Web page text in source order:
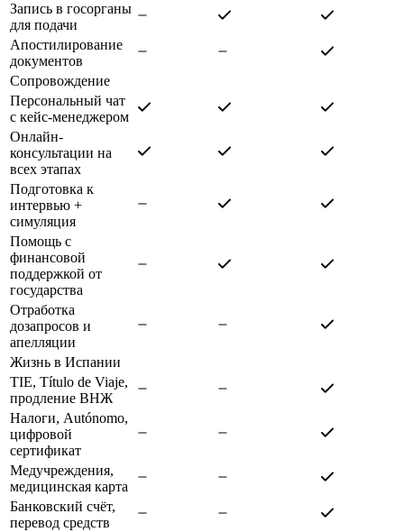
Запись в госорганы
для подачи
Апостилирование
документов
Сопровождение
Персональный чат
с кейс-менеджером
Онлайн-
консультации на
всех этапах
Подготовка к
интервью +
симуляция
Помощь с
финансовой
поддержкой от
государства
Отработка
дозапросов и
апелляции
Жизнь в Испании
TIE, Título de Viaje,
продление ВНЖ
Налоги, Autónomo,
цифровой
сертификат
Медучреждения,
медицинская карта
Банковский счёт,
перевод средств